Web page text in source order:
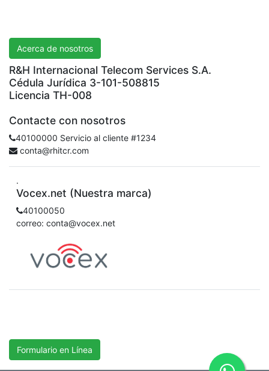
Acerca de nosotros
R&H Internacional Telecom Services S.A.
Cédula Jurídica 3-101-508815
Licencia TH-008
Contacte con nosotros
40100000 Servicio al cliente #1234
conta@rhitcr.com
.
Vocex.net (Nuestra marca)
40100050
correo: conta@vocex.net
Formulario en Línea